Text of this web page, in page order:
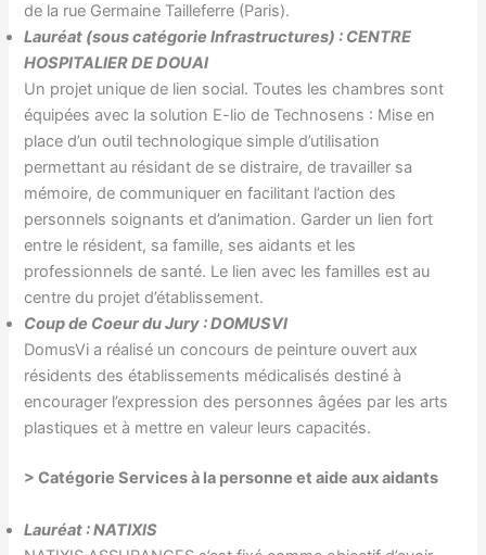
de la rue Germaine Tailleferre (Paris).
Lauréat (sous catégorie Infrastructures) : CENTRE
HOSPITALIER DE DOUAI
Un projet unique de lien social. Toutes les chambres sont
équipées avec la solution E-lio de Technosens : Mise en
place d’un outil technologique simple d’utilisation
permettant au résidant de se distraire, de travailler sa
mémoire, de communiquer en facilitant l’action des
personnels soignants et d’animation. Garder un lien fort
entre le résident, sa famille, ses aidants et les
professionnels de santé. Le lien avec les familles est au
centre du projet d’établissement.
Coup de Coeur du Jury : DOMUSVI
DomusVi a réalisé un concours de peinture ouvert aux
résidents des établissements médicalisés destiné à
encourager l’expression des personnes âgées par les arts
plastiques et à mettre en valeur leurs capacités.
> CatégorieServices à la personne et aide aux aidants
Lauréat : NATIXIS